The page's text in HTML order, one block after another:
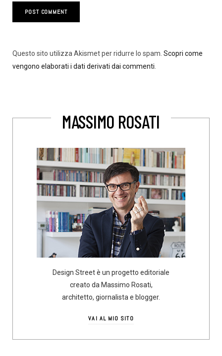
Questo sito utilizza Akismet per ridurre lo spam. Scopri come
vengono elaborati i dati derivati dai commenti
MASSIMO ROSATI
Design Street è un progetto editoriale
creato da Massimo Rosati,
architetto, giornalista e blogger.
VAI AL MIO SITO